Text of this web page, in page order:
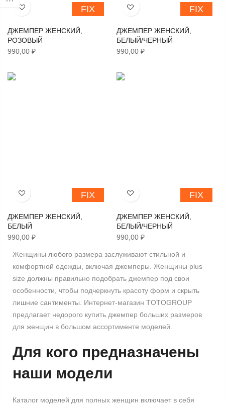
FIX
Хочу!
ДЖЕМПЕР ЖЕНСКИЙ,
РОЗОВЫЙ
990,00 ₽
FIX
Хочу!
ДЖЕМПЕР ЖЕНСКИЙ,
БЕЛЫЙ/ЧЕРНЫЙ
990,00 ₽
FIX
Хочу!
ДЖЕМПЕР ЖЕНСКИЙ,
БЕЛЫЙ
990,00 ₽
FIX
Хочу!
ДЖЕМПЕР ЖЕНСКИЙ,
БЕЛЫЙ/ЧЕРНЫЙ
990,00 ₽
Женщины любого размера заслуживают стильной и
комфортной одежды, включая джемперы. Женщины plus
size должны правильно подобрать джемпер под свои
особенности, чтобы подчеркнуть красоту форм и скрыть
лишние сантименты. Интернет-магазин TOTOGROUP
предлагает недорого купить джемпер больших размеров
для женщин в большом ассортименте моделей.
Для кого предназначены
наши модели
Каталог моделей для полных женщин включает в себя